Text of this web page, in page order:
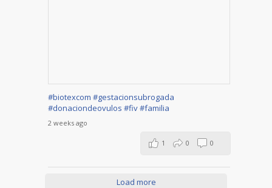
#biotexcom #gestacionsubrogada
#donaciondeovulos #fiv#familia
2 weeks ago
1 0 0
Load more